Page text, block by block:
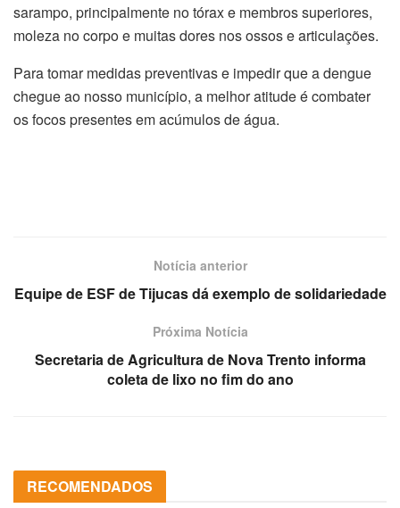
sarampo, principalmente no tórax e membros superiores,
moleza no corpo e muitas dores nos ossos e articulações.
Para tomar medidas preventivas e impedir que a dengue
chegue ao nosso município, a melhor atitude é combater
os focos presentes em acúmulos de água.
Notícia anterior
Equipe de ESF de Tijucas dá exemplo de solidariedade
Próxima Notícia
Secretaria de Agricultura de Nova Trento informa
coleta de lixo no fim do ano
RECOMENDADOS